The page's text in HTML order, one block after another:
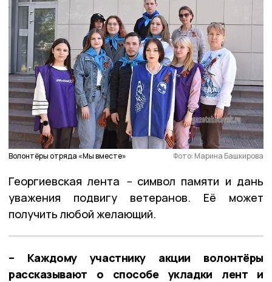
Волонтёры отряда «Мы вместе» Фото: Марина Башкирова
Георгиевская лента –символ памяти и дань
уважения подвигу ветеранов. Её может
получить любой желающий.
– Каждому участнику акции волонтёры
рассказывают о способе укладки лент и